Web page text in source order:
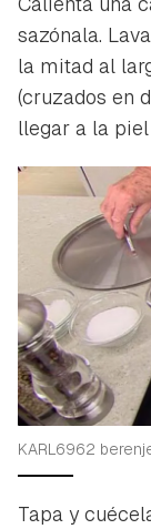
sazónala.
la mitad al
(cruzados en
llegar a la
KARL6962
Tapa y